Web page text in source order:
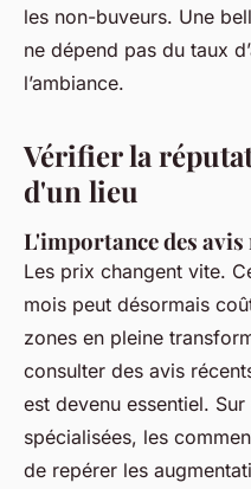
les non-buveurs. Une
ne dépend pas du taux
l’ambiance.
Vérifier la
d'un lieu
L'importance des avis
Les prix changent vite.
mois peut désormais
zones en pleine
consulter des avis
est devenu essentiel.
spécialisées, les
de repérer les